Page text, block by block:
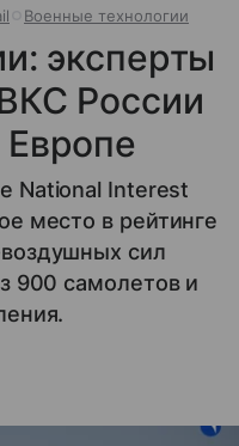
Военные технологии
эксперты
России
National Interest
место в рейтинге
сил
900 самолетов и